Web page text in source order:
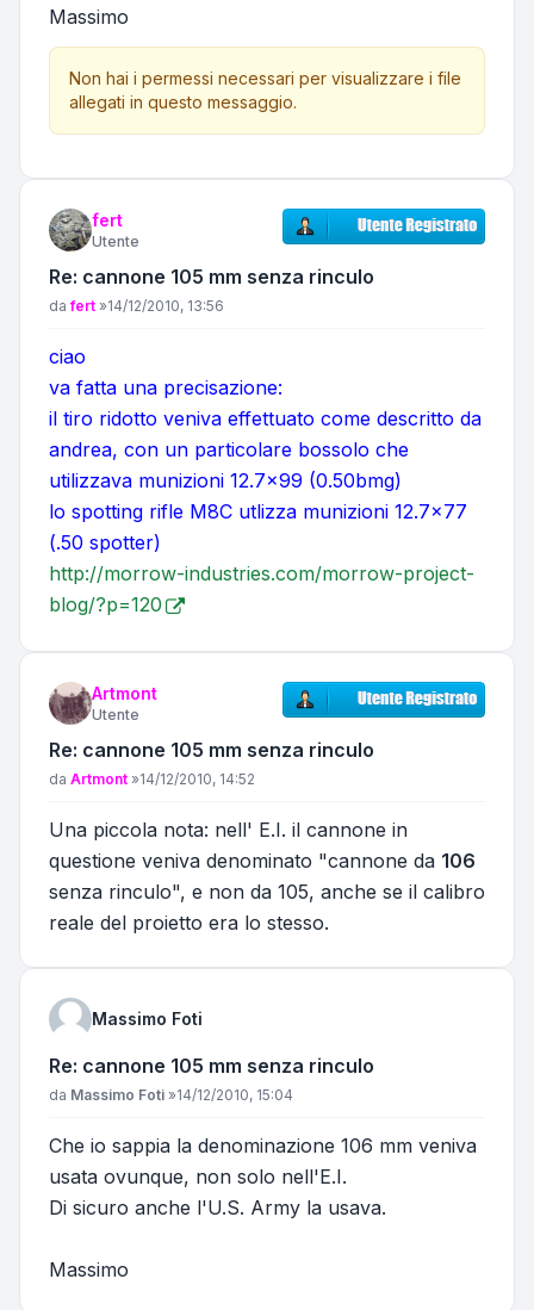
Massimo
Non hai i permessi necessari per visualizzare i file
allegati in questo messaggio.
fert
Utente
Re: cannone 105 mm senza rinculo
Messaggio
dafert »14/12/2010, 13:56
ciao
va fatta una precisazione:
il tiro ridotto veniva effettuato come descritto da
andrea, con un particolare bossolo che
utilizzava munizioni 12.7x99 (0.50bmg)
lo spotting rifle M8C utlizza munizioni 12.7x77
(.50 spotter)
http://morrow-industries.com/morrow-project-
blog/?p=120
Artmont
Utente
Re: cannone 105 mm senza rinculo
Messaggio
da Artmont »14/12/2010, 14:52
Una piccola nota: nell' E.I. il cannone in
questione veniva denominato "cannone da 106
senza rinculo", e non da 105, anche se il calibro
reale del proietto era lo stesso.
Massimo Foti
Re: cannone 105 mm senza rinculo
Messaggio
da Massimo Foti »14/12/2010, 15:04
Che io sappia la denominazione 106 mm veniva
usata ovunque, non solo nell'E.I.
Di sicuro anche l'U.S. Army la usava.
Massimo